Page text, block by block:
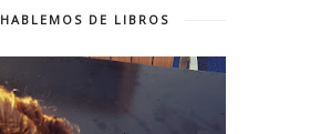
HABLEMOS DE LIBROS